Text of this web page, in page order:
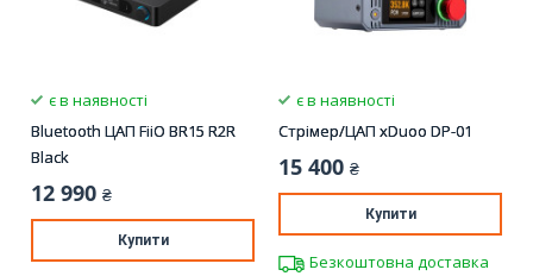
є в наявності
Bluetooth ЦАП FiiO BR15 R2R
Black
12 990 ₴
Купити
є в наявності
Стрімер/ЦАП xDuoo DP-01
15 400 ₴
Купити
Безкоштовна доставка